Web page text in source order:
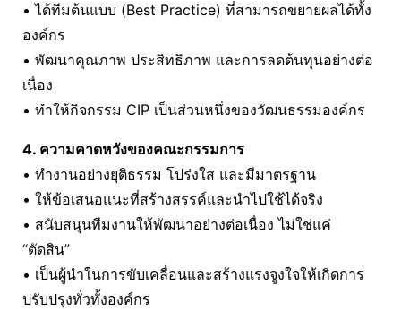
• ได้ทีมต้นแบบ (Best Practice) ที่สามารถขยายผลได้ทั้ง
องค์กร
• พัฒนาคุณภาพ ประสิทธิภาพ และการลดต้นทุนอย่างต่อ
เนื่อง
• ทำให้กิจกรรม CIP เป็นส่วนหนึ่งของวัฒนธรรมองค์กร
4. ความคาดหวังของคณะกรรมการ
• ทำงานอย่างยุติธรรม โปร่งใส และมีมาตรฐาน
• ให้ข้อเสนอแนะที่สร้างสรรค์และนำไปใช้ได้จริง
• สนับสนุนทีมงานให้พัฒนาอย่างต่อเนื่อง ไม่ใช่แค่
“ตัดสิน”
• เป็นผู้นำในการขับเคลื่อนและสร้างแรงจูงใจให้เกิดการ
ปรับปรุงทั่วทั้งองค์กร